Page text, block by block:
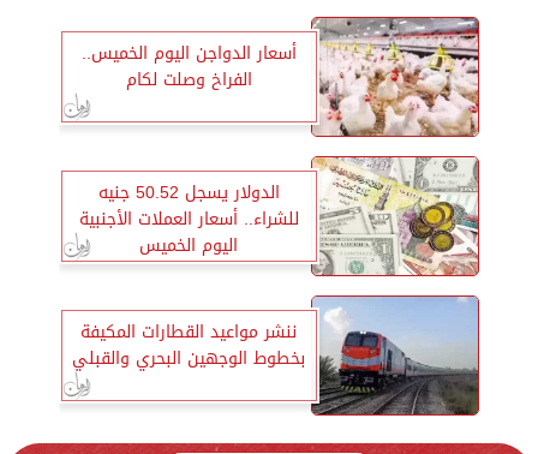
أسعار الدواجن اليوم الخميس..
الفراخ وصلت لكام
الدولار يسجل 50.52 جنيه
للشراء.. أسعار العملات الأجنبية
اليوم الخميس
ننشر مواعيد القطارات المكيفة
بخطوط الوجهين البحري والقبلي